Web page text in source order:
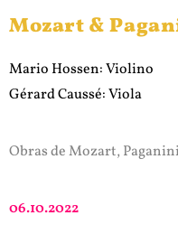
Mozart &
Mario Hossen: Violino
Gérard Caussé: Viola
Obras de Mozart,
06.10.2022